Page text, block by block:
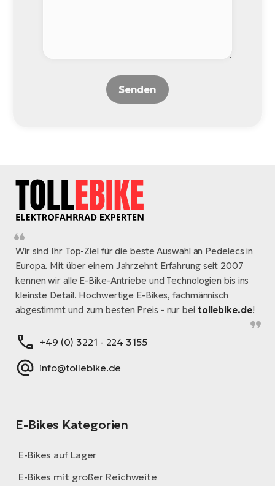
Senden
Wir sind Ihr Top-Ziel für die beste Auswahl an Pedelecs in
Europa. Mit über einem Jahrzehnt Erfahrung seit 2007
kennen wir alle E-Bike-Antriebe und Technologien bis ins
kleinste Detail. Hochwertige E-Bikes, fachmännisch
abgestimmt und zum besten Preis - nur bei tollebike.de!
+49 (0) 3221 - 224 3155
info@tollebike.de
E-Bikes Kategorien
E-Bikes auf Lager
E-Bikes mit großer Reichweite